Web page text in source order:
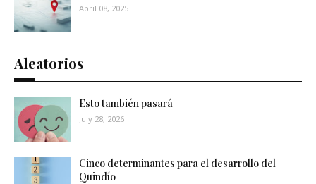
Abril 08, 2025
Aleatorios
Esto también pasará
July 28, 2026
Cinco determinantes para el desarrollo del
Quindío